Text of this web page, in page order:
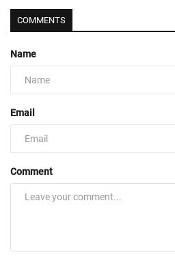
COMMENTS
Name
Email
Comment